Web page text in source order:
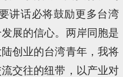
讲话必将鼓励更多台湾
展的信心。两岸同胞是
创业的台湾青年，我将
交往的纽带，以产业对